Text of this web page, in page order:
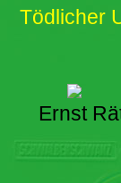
Tödlicher
Ernst